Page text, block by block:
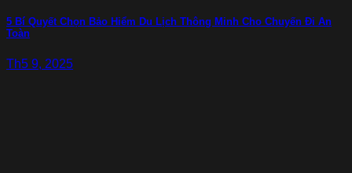
5 Bí Quyết Chọn Bảo Hiểm Du Lịch Thông Minh Cho Chuyến Đi An
Toàn
Th5 9, 2025